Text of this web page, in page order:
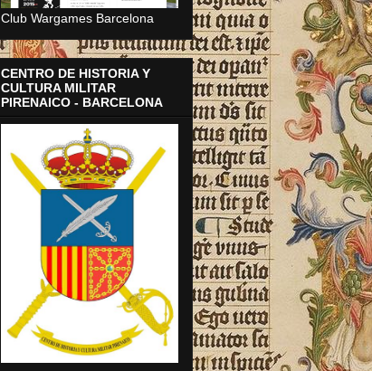
Club Wargames Barcelona
CENTRO DE HISTORIA Y
CULTURA MILITAR
PIRENAICO - BARCELONA